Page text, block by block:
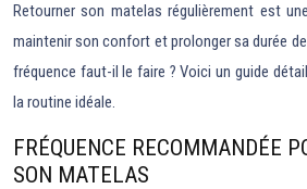
Retourner son matelas régulièrement est
maintenir son confort et prolonger sa durée
fréquence faut-il le faire ? Voici un guide
la routine idéale.
FRÉQUENCE RECOMMANDÉE
SON MATELAS